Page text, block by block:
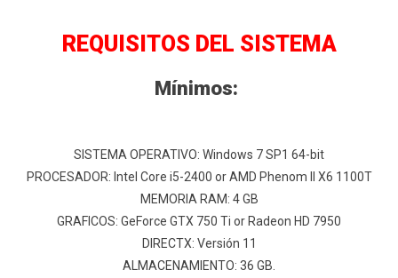
REQUISITOS DEL SISTEMA
Mínimos:
SISTEMA OPERATIVO: Windows 7 SP1 64-bit
PROCESADOR: Intel Core i5-2400 or AMD Phenom II X6 1100T
MEMORIA RAM: 4 GB
GRAFICOS: GeForce GTX 750 Ti or Radeon HD 7950
DIRECTX: Versión 11
ALMACENAMIENTO: 36 GB.